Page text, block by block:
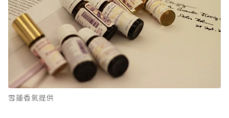
雪蓮香氣提供